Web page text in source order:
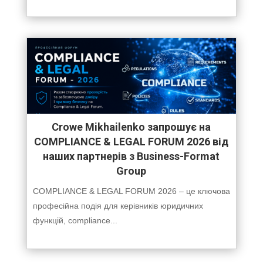
Crowe Mikhailenko запрошує на
COMPLIANCE & LEGAL FORUM 2026 від
наших партнерів з Business-Format
Group
COMPLIANCE & LEGAL FORUM 2026 – це ключова
професійна подія для керівників юридичних
функцій, compliance...